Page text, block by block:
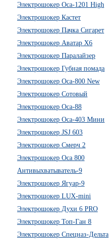
Электрошокер Оса-1201 High
Электрошокер Кастет
Электрошокер Пачка Сигарет
Электрошокер Аватар Х6
Электрошокер Паралайзер
Электрошокер Губная помада
Электрошокер Оса-800 New
Электрошокер Сотовый
Электрошокер Оса-88
Электрошокер Оса-403 Мини
Электрошокер JSJ 603
Электрошокер Смерч 2
Электрошокер Оса 800
Антивыхватыватель-9
Электрошокер Ягуар-9
Электрошокер LUX-mini
Электрошокер Духи 6 PRO
Электрошокер Топ-Ган 8
Электрошокер Спецназ-Дельта